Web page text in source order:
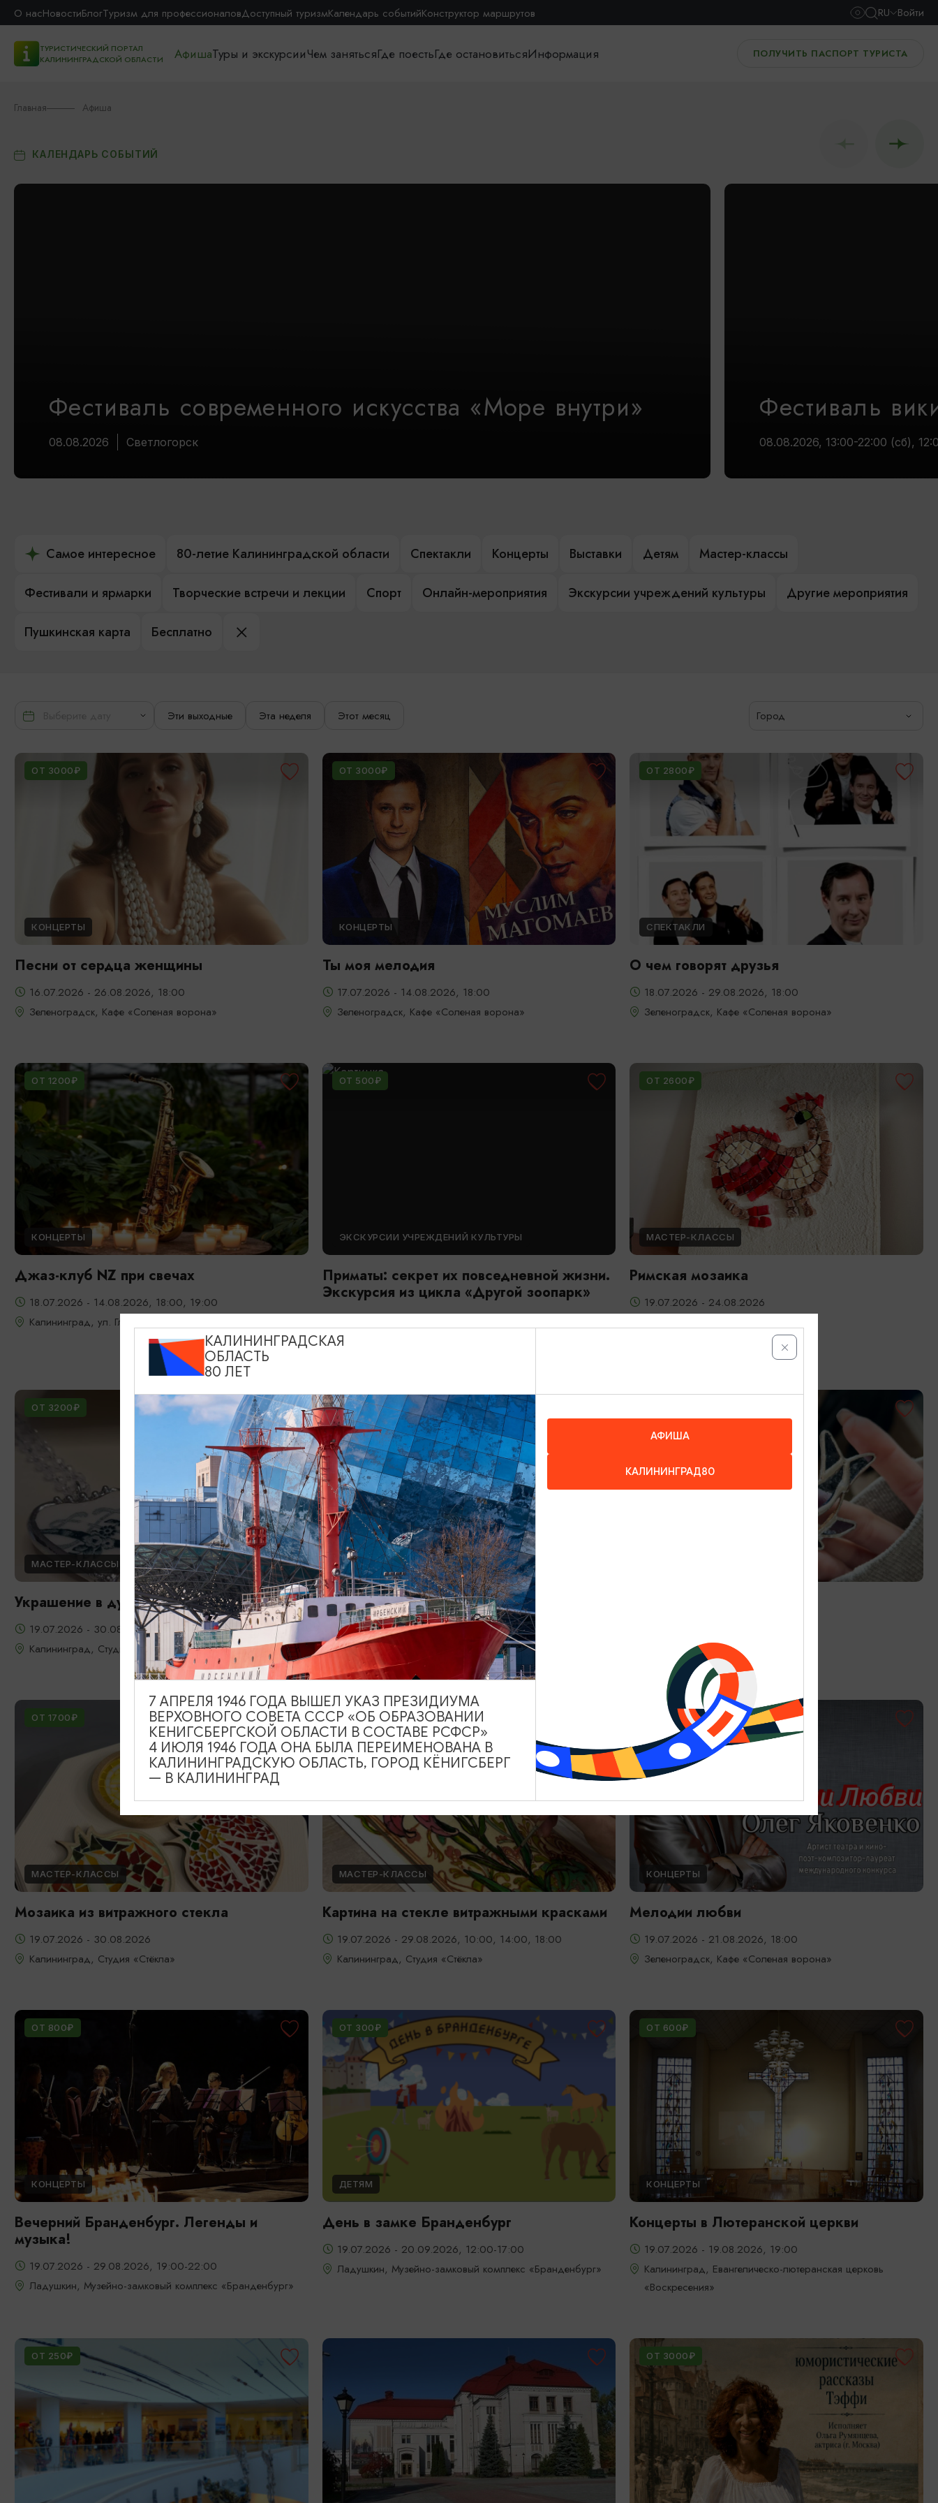
О насНовостиБлогТуризм для профессионаловДоступный туризмКалендарь событийКонструктор маршрутов RU Войти
ТУРИСТИЧЕСКИЙ ПОРТАЛ
КАЛИНИНГРАДСКОЙ ОБЛАСТИ
АфишаТуры и экскурсииЧем занятьсяГде поестьГде остановитьсяИнформация ПОЛУЧИТЬ ПАСПОРТ ТУРИСТА
Главная Афиша
КАЛЕНДАРЬ СОБЫТИЙ
Фестиваль современного искусства «Море внутри»
08.08.2026 Светлогорск
Фестиваль
08.08.2026, 13:00-22:00 (сб),
Самое интересное 80-летие Калининградской области Спектакли Концерты Выставки Детям Мастер-классы
Фестивали и ярмарки Творческие встречи и лекции Спорт Онлайн-мероприятия Экскурсии учреждений культуры Другие мероприятия
Пушкинская карта Бесплатно
Эти выходные Эта неделя Этот месяц Город
ОТ 3000₽
КОНЦЕРТЫ
Песни от сердца женщины
16.07.2026 - 26.08.2026, 18:00
Зеленоградск, Кафе «Соленая ворона»
ОТ 3000₽
КОНЦЕРТЫ
Ты моя мелодия
17.07.2026 - 14.08.2026, 18:00
Зеленоградск, Кафе «Соленая ворона»
ОТ 2800₽
СПЕКТАКЛИ
О чем говорят друзья
18.07.2026 - 29.08.2026, 18:00
Зеленоградск, Кафе «Соленая ворона»
ОТ 1200₽
КОНЦЕРТЫ
Джаз-клуб NZ при свечах
18.07.2026 - 14.08.2026, 18:00, 19:00
Калининград, ул. Глазунова, 9
ОТ 500₽
ЭКСКУРСИИ УЧРЕЖДЕНИЙ КУЛЬТУРЫ
Приматы: секрет их повседневной жизни.
Экскурсия из цикла «Другой зоопарк»
Калининград, Калининградский зоопарк
ОТ 2600₽
МАСТЕР-КЛАССЫ
Римская мозаика
19.07.2026 - 24.08.2026
ОТ 3200₽
МАСТЕР-КЛАССЫ
Украшение в духе старого Кенигсберга
19.07.2026 - 30.08.2026
Калининград, Студия «Стёкла»
ОТ 2800₽
МАСТЕР-КЛАССЫ
Мозаика в технике Тренкадис
19.07.2026 - 28.08.2026, 10:00, 18:00
Калининград, Студия «Стёкла»
Калининград, Студия «Стёкла»
ОТ 1700₽
МАСТЕР-КЛАССЫ
Мозаика из витражного стекла
19.07.2026 - 30.08.2026
Калининград, Студия «Стёкла»
ОТ 2200₽
МАСТЕР-КЛАССЫ
Картина на стекле витражными красками
19.07.2026 - 29.08.2026, 10:00, 14:00, 18:00
Калининград, Студия «Стёкла»
ОТ 3000₽
КОНЦЕРТЫ
Мелодии любви
19.07.2026 - 21.08.2026, 18:00
Зеленоградск, Кафе «Соленая ворона»
ОТ 800₽
КОНЦЕРТЫ
Вечерний Бранденбург. Легенды и
музыка!
19.07.2026 - 29.08.2026, 19:00-22:00
Ладушкин, Музейно-замковый комплекс «Бранденбург»
ОТ 300₽
ДЕТЯМ
День в замке Бранденбург
19.07.2026 - 20.09.2026, 12:00-17:00
Ладушкин, Музейно-замковый комплекс «Бранденбург»
ОТ 600₽
КОНЦЕРТЫ
Концерты в Лютеранской церкви
19.07.2026 - 19.08.2026, 19:00
Калининград, Евангелическо-лютеранская церковь
«Воскресения»
ОТ 250₽ ОТ 3000₽
КАЛИНИНГРАДСКАЯ
ОБЛАСТЬ
80 ЛЕТ
АФИША
КАЛИНИНГРАД80
7 АПРЕЛЯ 1946 ГОДА ВЫШЕЛ УКАЗ ПРЕЗИДИУМА
ВЕРХОВНОГО СОВЕТА СССР «ОБ ОБРАЗОВАНИИ
КЕНИГСБЕРГСКОЙ ОБЛАСТИ В СОСТАВЕ РСФСР»
4 ИЮЛЯ 1946 ГОДА ОНА БЫЛА ПЕРЕИМЕНОВАНА В
КАЛИНИНГРАДСКУЮ ОБЛАСТЬ, ГОРОД КЁНИГСБЕРГ
— В КАЛИНИНГРАД